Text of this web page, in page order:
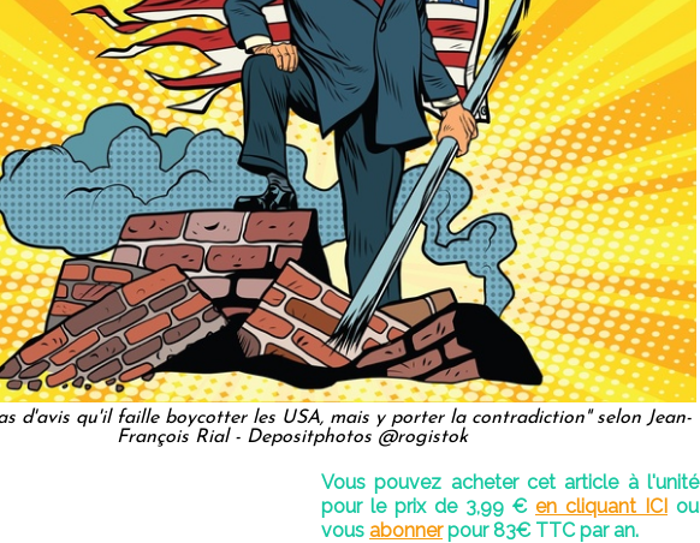
d'avis qu'il faille boycotter les USA, mais y porter la contradiction" selon Jean-
François Rial - Depositphotos @rogistok
Vous pouvez acheter cet article à l'unité
pour le prix de 3,99 € en cliquant ICI ou
vous abonner pour 83€ TTC par an.